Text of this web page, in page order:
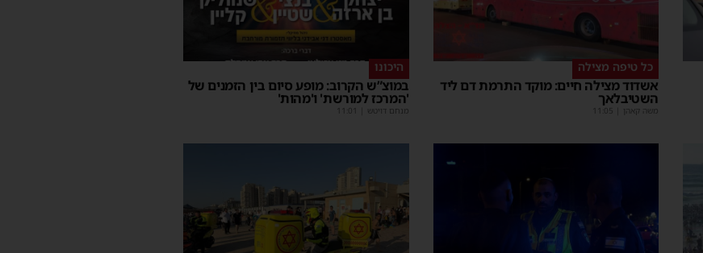
כל טיפה מצילה
אשדוד מצילה חיים: מוקד התרמת דם ליד
השטיבלאך
משה קאהן 11:05
היכונו
במוצ”ש הקרוב: מופע סיום בין הזמנים של
'המרכז למורשת' ו'מהות'
מנחם דויטש 11:01